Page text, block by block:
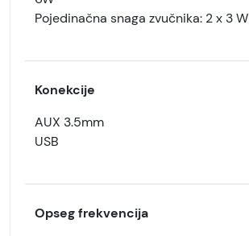
Pojedinačna snaga zvučnika: 2 x 3 W
Konekcije
AUX 3.5mm
USB
Opseg frekvencija